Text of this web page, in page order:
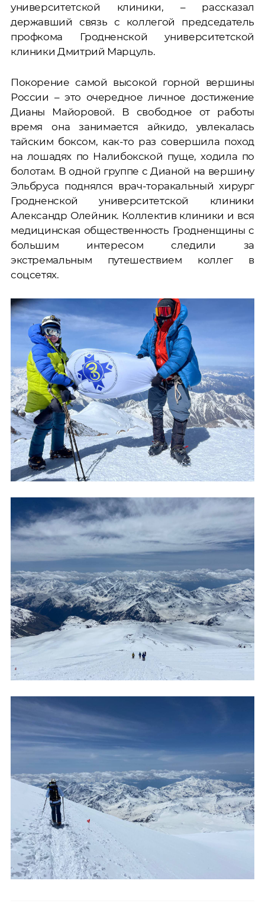
университетской клиники, – рассказал
державший связь с коллегой председатель
профкома Гродненской университетской
клиники Дмитрий Марцуль.
Покорение самой высокой горной вершины
России – это очередное личное достижение
Дианы Майоровой. В свободное от работы
время она занимается айкидо, увлекалась
тайским боксом, как-то раз совершила поход
на лошадях по Налибокской пуще, ходила по
болотам. В одной группе с Дианой на вершину
Эльбруса поднялся врач-торакальный хирург
Гродненской университетской клиники
Александр Олейник. Коллектив клиники и вся
медицинская общественность Гродненщины с
большим интересом следили за
экстремальным путешествием коллег в
соцсетях.